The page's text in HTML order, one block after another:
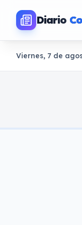
Diario
Viernes, 7 de